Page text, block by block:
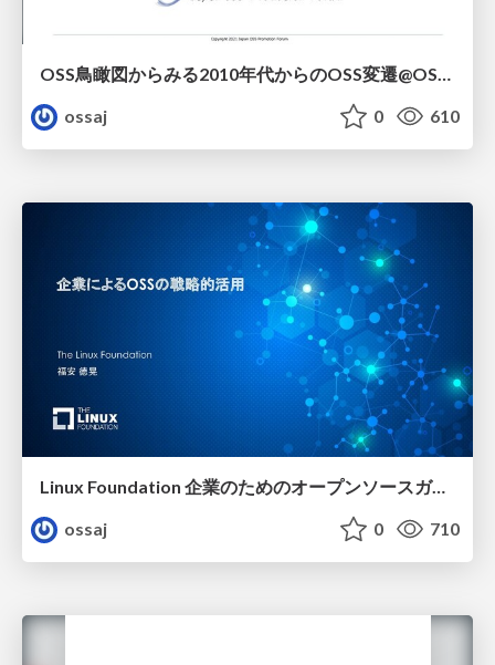
OSS鳥瞰図からみる2010年代からのOSS変遷@OSSAJミニセミナー
ossaj
0 610
Linux Foundation 企業のためのオープンソースガイド
ossaj
0 710